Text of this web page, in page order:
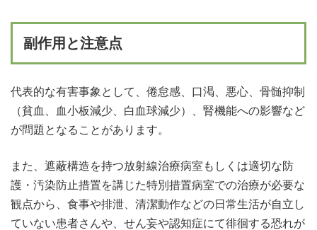
副作用と注意点
代表的な有害事象として、倦怠感、口渇、悪心、骨髄抑制
（貧血、血小板減少、白血球減少）、腎機能への影響など
が問題となることがあります。
また、遮蔽構造を持つ放射線治療病室もしくは適切な防
護・汚染防止措置を講じた特別措置病室での治療が必要な
観点から、食事や排泄、清潔動作などの日常生活が自立し
ていない患者さんや、せん妄や認知症にて徘徊する恐れが